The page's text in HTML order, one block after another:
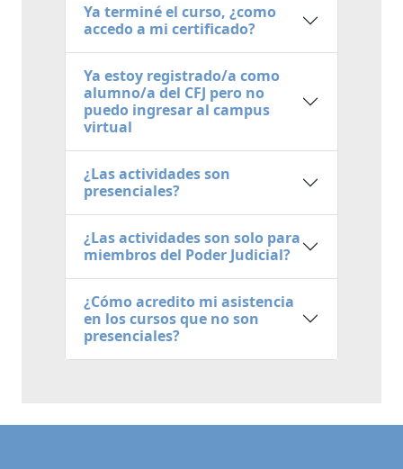
Ya terminé el curso, ¿como
accedo a mi certificado?
Ya estoy registrado/a como
alumno/a del CFJ pero no
puedo ingresar al campus
virtual
¿Las actividades son
presenciales?
¿Las actividades son solo para
miembros del Poder Judicial?
¿Cómo acredito mi asistencia
en los cursos que no son
presenciales?